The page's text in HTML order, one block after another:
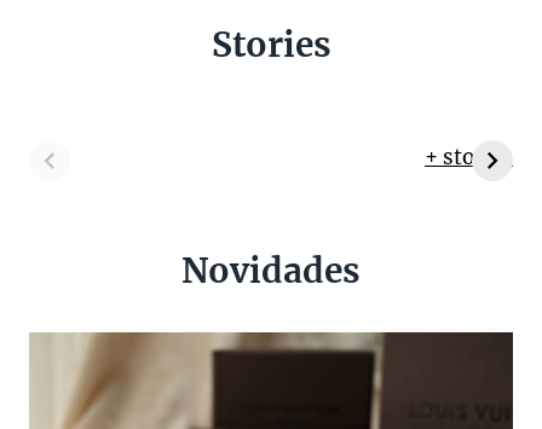
Stories
+ stories
Novidades